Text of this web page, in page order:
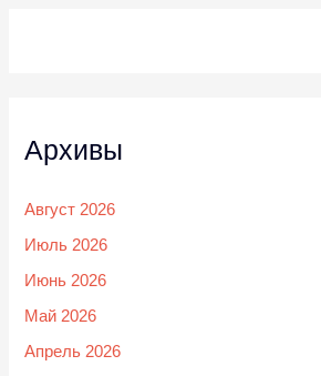
Архивы
Август 2026
Июль 2026
Июнь 2026
Май 2026
Апрель 2026